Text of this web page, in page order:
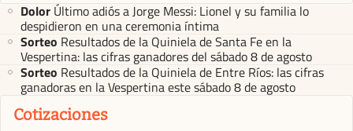
Dolor Último adiós a Jorge Messi: Lionel y su familia lo
despidieron en una ceremonia íntima
Sorteo Resultados de la Quiniela de Santa Fe en la
Vespertina: las cifras ganadores del sábado 8 de agosto
Sorteo Resultados de la Quiniela de Entre Ríos: las cifras
ganadoras en la Vespertina este sábado 8 de agosto
Cotizaciones